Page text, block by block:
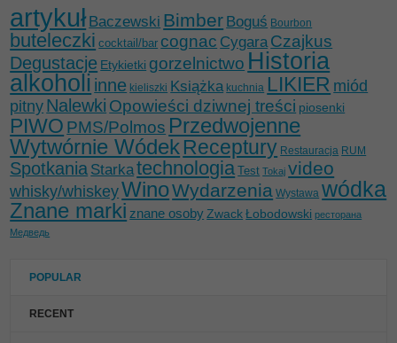
artykułBaczewski Bimber Boguś Bourbon
buteleczki cocktail/bar cognac CygaraCzajkus
Degustacje Etykietki gorzelnictwo Historia
alkoholi inne kieliszki Książka kuchnia LIKIER miód
pitny Nalewki Opowieści dziwnej treści piosenki
PIWO PMS/Polmos Przedwojenne
Wytwórnie WódekReceptury Restauracja RUM
Spotkania Starkatechnologia Test Tokaj video
whisky/whiskeyWinoWydarzenia Wystawa wódka
Znane marki znane osoby Zwack Łobodowski ресторана
Медведь
POPULAR
RECENT